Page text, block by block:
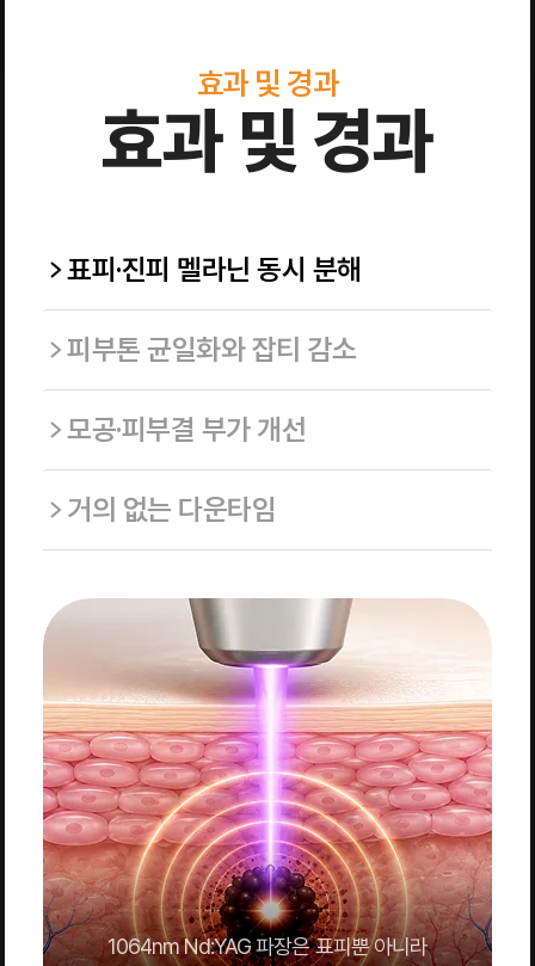
효과 및 경과
효과 및 경과
표피·진피 멜라닌 동시 분해
피부톤 균일화와 잡티 감소
모공·피부결 부가 개선
거의 없는 다운타임
1064nm Nd:YAG 파장은 표피뿐 아니라